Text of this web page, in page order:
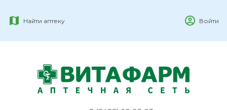
Найти аптеку Войти